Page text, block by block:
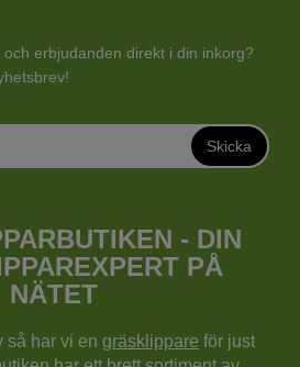
erbjudanden direkt i din inkorg?
Skicka
- DIN
PÅ
NÄTET
så har vi en gräsklippare för just